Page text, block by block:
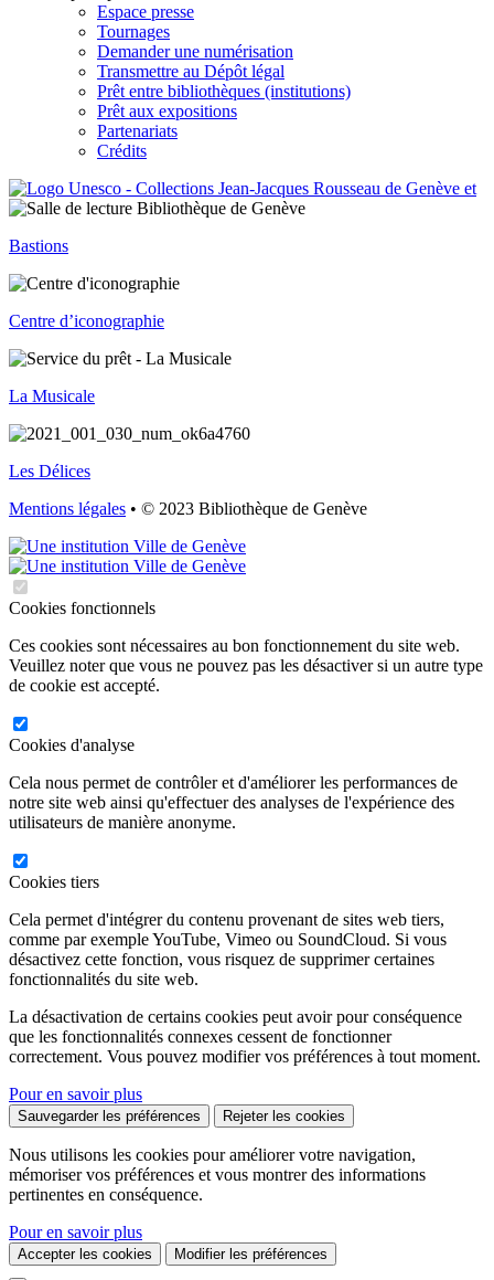
Espace presse
Tournages
Demander une numérisation
Transmettre au Dépôt légal
Prêt entre bibliothèques (institutions)
Prêt aux expositions
Partenariats
Crédits
Bastions
Centre d’iconographie
La Musicale
Les Délices
Mentions légales • © 2023 Bibliothèque de Genève
Cookies fonctionnels
Ces cookies sont nécessaires au bon fonctionnement du site web.
Veuillez noter que vous ne pouvez pas les désactiver si un autre type
de cookie est accepté.
Cookies d'analyse
Cela nous permet de contrôler et d'améliorer les performances de
notre site web ainsi qu'effectuer des analyses de l'expérience des
utilisateurs de manière anonyme.
Cookies tiers
Cela permet d'intégrer du contenu provenant de sites web tiers,
comme par exemple YouTube, Vimeo ou SoundCloud. Si vous
désactivez cette fonction, vous risquez de supprimer certaines
fonctionnalités du site web.
La désactivation de certains cookies peut avoir pour conséquence
que les fonctionnalités connexes cessent de fonctionner
correctement. Vous pouvez modifier vos préférences à tout moment.
Pour en savoir plus
Sauvegarder les préférences Rejeter les cookies
Nous utilisons les cookies pour améliorer votre navigation,
mémoriser vos préférences et vous montrer des informations
pertinentes en conséquence.
Pour en savoir plus
Accepter les cookies Modifier les préférences